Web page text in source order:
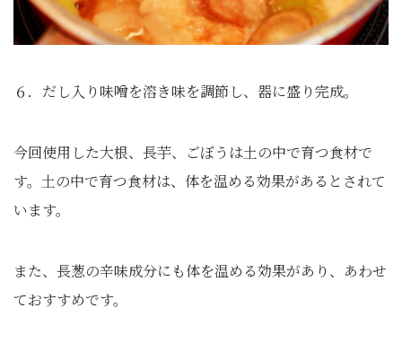
６．だし入り味噌を溶き味を調節し、器に盛り完成。
今回使用した大根、長芋、ごぼうは土の中で育つ食材で
す。土の中で育つ食材は、体を温める効果があるとされて
います。
また、長葱の辛味成分にも体を温める効果があり、あわせ
ておすすめです。